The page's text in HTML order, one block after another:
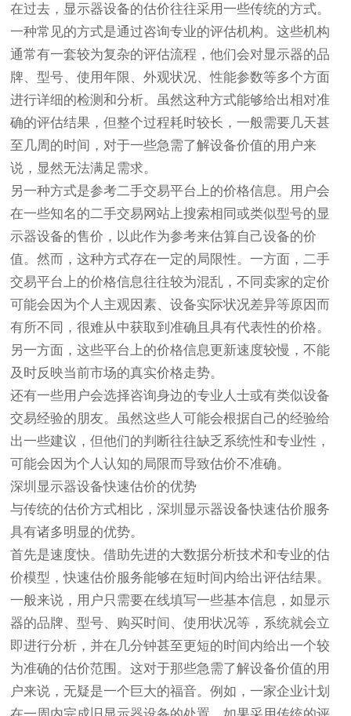
在过去，显示器设备的估价往往采用一些传统的方式。
一种常见的方式是通过咨询专业的评估机构。这些机构
通常有一套较为复杂的评估流程，他们会对显示器的品
牌、型号、使用年限、外观状况、性能参数等多个方面
进行详细的检测和分析。虽然这种方式能够给出相对准
确的评估结果，但整个过程耗时较长，一般需要几天甚
至几周的时间，对于一些急需了解设备价值的用户来
说，显然无法满足需求。
另一种方式是参考二手交易平台上的价格信息。用户会
在一些知名的二手交易网站上搜索相同或类似型号的显
示器设备的售价，以此作为参考来估算自己设备的价
值。然而，这种方式存在一定的局限性。一方面，二手
交易平台上的价格信息往往较为混乱，不同卖家的定价
可能会因为个人主观因素、设备实际状况差异等原因而
有所不同，很难从中获取到准确且具有代表性的价格。
另一方面，这些平台上的价格信息更新速度较慢，不能
及时反映当前市场的真实价格走势。
还有一些用户会选择咨询身边的专业人士或有类似设备
交易经验的朋友。虽然这些人可能会根据自己的经验给
出一些建议，但他们的判断往往缺乏系统性和专业性，
可能会因为个人认知的局限而导致估价不准确。
深圳显示器设备快速估价的优势
与传统的估价方式相比，深圳显示器设备快速估价服务
具有诸多明显的优势。
首先是速度快。借助先进的大数据分析技术和专业的估
价模型，快速估价服务能够在短时间内给出评估结果。
一般来说，用户只需要在线填写一些基本信息，如显示
器的品牌、型号、购买时间、使用状况等，系统就会立
即进行分析，并在几分钟甚至更短的时间内给出一个较
为准确的估价范围。这对于那些急需了解设备价值的用
户来说，无疑是一个巨大的福音。例如，一家企业计划